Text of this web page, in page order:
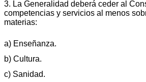
3. La Generalidad deberá ceder al
competencias y servicios al menos
materias:
a) Enseñanza.
b) Cultura.
c) Sanidad.